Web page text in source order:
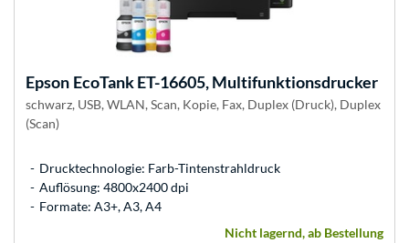
Epson EcoTank ET-16605, Multifunktionsdrucker
schwarz, USB, WLAN, Scan, Kopie, Fax, Duplex (Druck), Duplex
(Scan)
Drucktechnologie: Farb-Tintenstrahldruck
Auflösung: 4800x2400 dpi
Formate: A3+, A3, A4
Nicht lagernd, ab Bestellung